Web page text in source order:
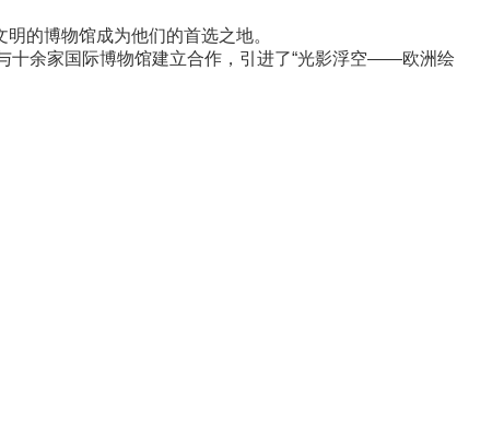
的博物馆成为他们的首选之地。
十余家国际博物馆建立合作，引进了“光影浮空——欧洲绘